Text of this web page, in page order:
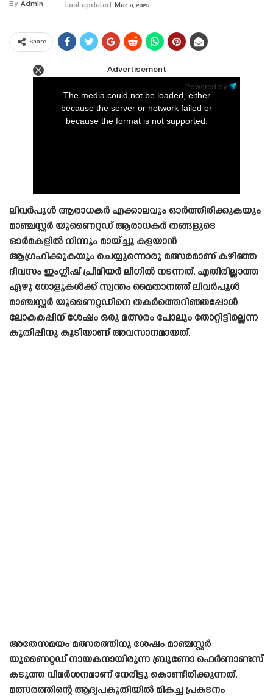
By Admin Last updated Mar 6, 2023
Share
Advertisement
Powered by:
The media could not be loaded, either
because the server or network failed or
because the format is not supported.
ലിവർപൂൾ ആരാധകർ എക്കാലവും ഓർത്തിരിക്കുകയും
മാഞ്ചസ്റ്റർ യുണൈറ്റഡ് ആരാധകർ തങ്ങളുടെ
ഓർമകളിൽ നിന്നും മായ്ച്ചു കളയാൻ
ആഗ്രഹിക്കുകയും ചെയ്യുന്നൊരു മത്സരമാണ് കഴിഞ്ഞ
ദിവസം ഇംഗ്ലീഷ് പ്രീമിയർ ലീഗിൽ നടന്നത്. എതിരില്ലാത്ത
ഏഴു ഗോളുകൾക്ക് സ്വന്തം മൈതാനത്ത് ലിവർപൂൾ
മാഞ്ചസ്റ്റർ യുണൈറ്റഡിനെ തകർത്തെറിഞ്ഞപ്പോൾ
ലോകകപ്പിന് ശേഷം ഒരു മത്സരം പോലും തോറ്റിട്ടില്ലെന്ന
കുതിപ്പിനു കൂടിയാണ് അവസാനമായത്.
അതേസമയം മത്സരത്തിനു ശേഷം മാഞ്ചസ്റ്റർ
യുണൈറ്റഡ് നായകനായിരുന്ന ബ്രൂണോ ഫെർണാണ്ടസ്
കടുത്ത വിമർശനമാണ് നേരിട്ടു കൊണ്ടിരിക്കുന്നത്.
മത്സരത്തിന്റെ ആദ്യപകുതിയിൽ മികച്ച പ്രകടനം